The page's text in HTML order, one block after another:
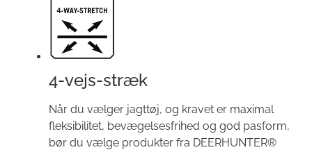
4-vejs-stræk
Når du vælger jagttøj, og kravet er maximal
fleksibilitet, bevægelsesfrihed og god pasform,
bør du vælge produkter fra DEERHUNTER®